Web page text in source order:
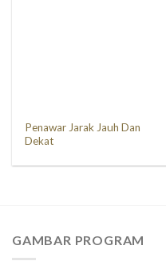
Penawar Jarak Jauh Dan
Dekat
GAMBAR PROGRAM